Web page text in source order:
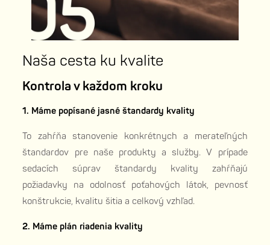
Naša cesta ku kvalite
Kontrola v každom kroku
1. Máme popísané jasné štandardy kvality
To zahŕňa stanovenie konkrétnych a merateľných
štandardov pre naše produkty a služby. V prípade
sedacích súprav štandardy kvality zahŕňajú
požiadavky na odolnosť poťahových látok, pevnosť
konštrukcie, kvalitu šitia a celkový vzhľad.
2. Máme plán riadenia kvality